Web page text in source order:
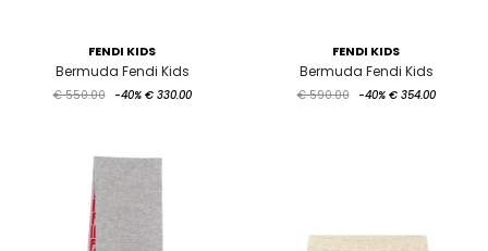
FENDI KIDS
Bermuda Fendi Kids
€ 550.00 -40% € 330.00
FENDI KIDS
Bermuda Fendi Kids
€ 590.00 -40% € 354.00